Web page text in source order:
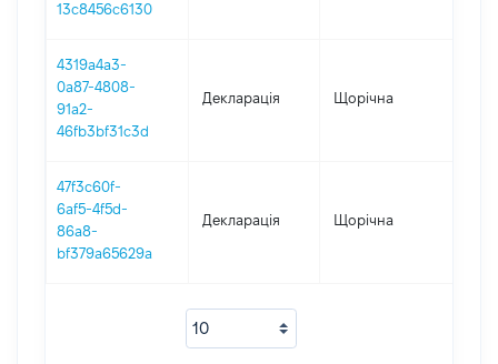
13c8456c6130
4319a4a3-
0a87-4808-
91a2-
46fb3bf31c3d
Декларація Щорічна
47f3c60f-
6af5-4f5d-
86a8-
bf379a65629a
Декларація Щорічна